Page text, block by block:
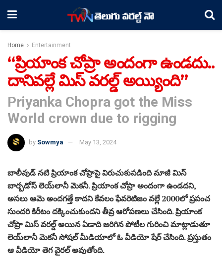
Home Entertainment
“ప్రియాంక చోప్రా అందంగా ఉండదు..
దానివల్లే మిస్ వరల్డ్‌ అయ్యింది”
Priyanka Chopra got the Miss
World crown due to rigging
by Sowmya May 13, 2024
బాలీవుడ్ నటి ప్రియాంక చోప్రాపై విరుచుకుపడింది మాజీ మిస్
బార్బడోస్‌ లెయ్‌లానీ మెకనీ. ప్రియాంక చోప్రా అందంగా ఉండదని,
అసలు ఆమె అందగత్తే కాదని కేవలం ఫేవరెటిజం వల్లే 2000లో ప్రపంచ
సుందరి కిరీటం దక్కించుకుందని తీవ్ర ఆరోపణలు చేసింది. ప్రియాంక
చోప్రా మిస్ వరల్డ్ అయిన ఏడాది జరిగిన పోటీల గురించి మాట్లాడుతూ
లెయ్‌లానీ మెకనీ సోషల్ మీడియాలో ఓ వీడియో షేర్ చేసింది. ప్రస్తుతం
ఆ వీడియో తెగ వైరల్ అవుతోంది.